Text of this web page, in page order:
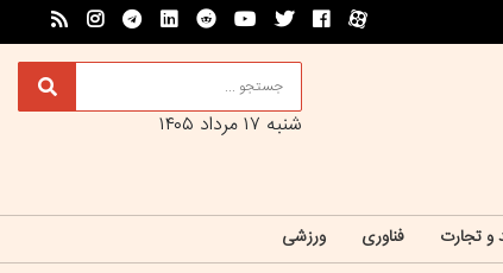
شنبه ۱۷ مرداد ۱۴۰۵
و تجارت فناوری ورزشی